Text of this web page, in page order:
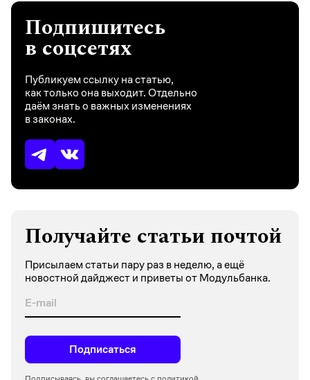
Подпишитесь
в соцсетях
Публикуем ссылку на статью,
как только она выходит. Отдельно
даём знать о важных изменениях
в законах.
Получайте статьи почтой
Присылаем статьи пару раз в неделю, а ещё
новостной дайджест и приветы от Модульбанка.
Подписаться